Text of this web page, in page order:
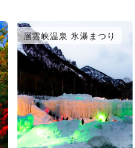
層雲峡温泉 氷瀑まつり